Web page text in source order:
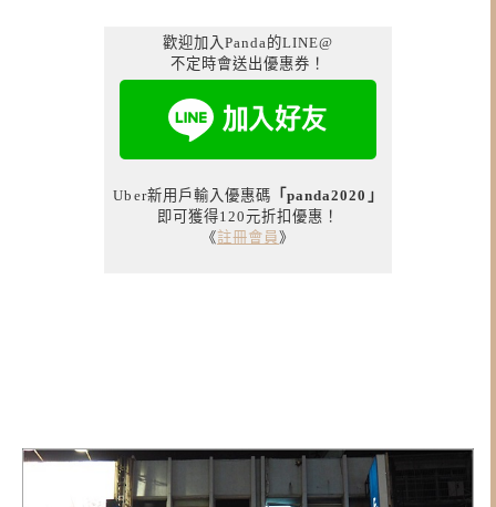
歡迎加入Panda的LINE@
不定時會送出優惠券！
Uber新用戶輸入優惠碼 「panda2020」
即可獲得120元折扣優惠！
《註冊會員 》